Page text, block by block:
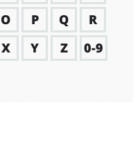
O P Q
R
X Y Z
0-9